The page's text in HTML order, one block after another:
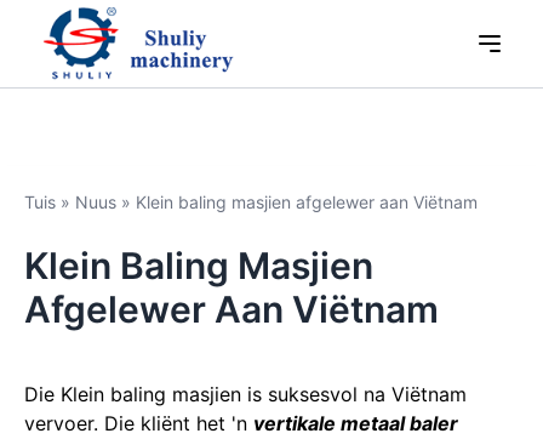
Tuis » Nuus » Klein baling masjien afgelewer aan Viëtnam
Klein Baling Masjien
Afgelewer Aan Viëtnam
Die Klein baling masjien is suksesvol na Viëtnam
vervoer. Die kliënt het 'n vertikale metaal baler